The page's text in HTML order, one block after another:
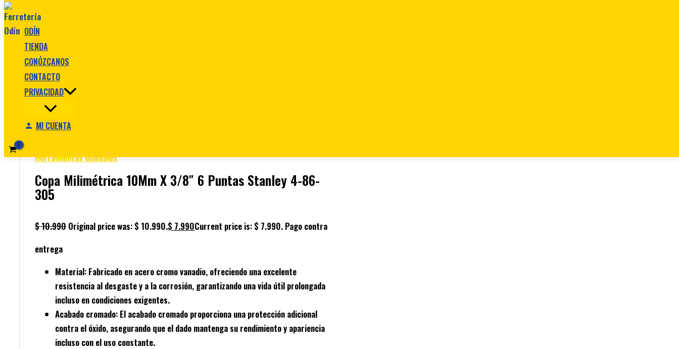
Ir al contenido
ODÍN
TIENDA
CONÓZCANOS
CONTACTO
PRIVACIDAD
MI CUENTA
🔍
Inicio/Herramientas manuales
Herramientas manuales
Copa Milimétrica 10Mm X 3/8″ 6 Puntas Stanley 4-86-
305
$10.990 Original price was: $ 10.990.$ 7.990Current price is: $ 7.990. Pago contra
entrega
Material: Fabricado en acero cromo vanadio, ofreciendo una excelente
resistencia al desgaste y a la corrosión, garantizando una vida útil prolongada
incluso en condiciones exigentes.
Acabado cromado: El acabado cromado proporciona una protección adicional
contra el óxido, asegurando que el dado mantenga su rendimiento y apariencia
incluso con el uso constante.